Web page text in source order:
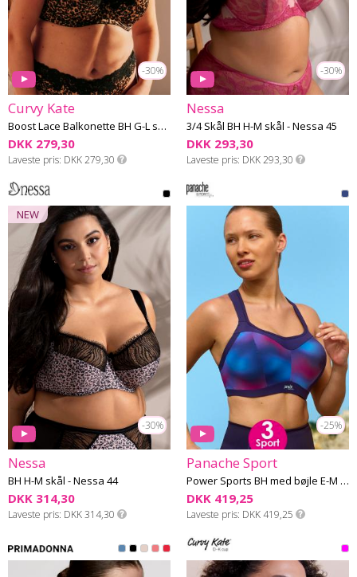
-30%
Curvy Kate
Boost Lace Balkonette BH G-L skål
DKK 279,30
Laveste pris DKK 279,30
-30%
Nessa
3/4 Skål BH H-M skål - Nessa 45
DKK 293,30
Laveste pris DKK 293,30
-30%
NEW
Nessa
BH H-M skål - Nessa 44
DKK 314,30
Laveste pris DKK 314,30
-25%
Panache Sport
Power Sports BH med bøjle E-M skål
DKK 419,25
Laveste pris DKK 419,25